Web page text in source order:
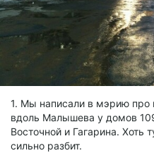
1. Мы написали в мэрию про
вдоль Малышева у домов
Восточной и Гагарина. Хоть
сильно разбит.